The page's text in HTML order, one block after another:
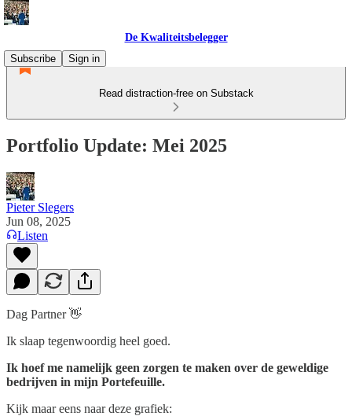
De Kwaliteitsbelegger
Subscribe
Sign in
Read distraction-free on Substack
Portfolio Update: Mei 2025
Pieter Slegers
Jun 08, 2025
Listen
Dag Partner 👋
Ik slaap tegenwoordig heel goed.
Ik hoef me namelijk geen zorgen te maken over de geweldige
bedrijven in mijn Portefeuille.
Kijk maar eens naar deze grafiek: